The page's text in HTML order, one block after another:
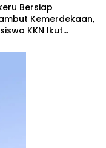
Bersiap
Kemerdekaan,
KKN Ikut